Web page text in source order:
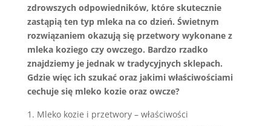
zdrowszych odpowiedników, które skutecznie
zastąpią ten typ mleka na co dzień. Świetnym
rozwiązaniem okazują się przetwory wykonane z
mleka koziego czy owczego. Bardzo rzadko
znajdziemy je jednak w tradycyjnych sklepach.
Gdzie więc ich szukać oraz jakimi właściwościami
cechuje się mleko kozie oraz owcze?
Mleko kozie i przetwory – właściwości